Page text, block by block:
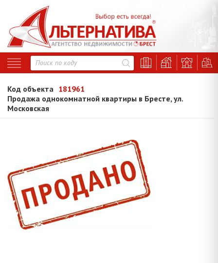
Код объекта 181961
Продажа однокомнатной квартиры в Бресте, ул.
Московская